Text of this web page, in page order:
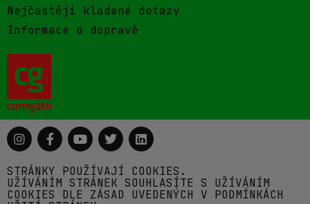
Nejčastěji kladené dotazy
Informace o dopravě
STRÁNKY POUŽÍVAJÍ COOKIES.
UŽÍVÁNÍM STRÁNEK SOUHLASÍTE S UŽÍVÁNÍM
COOKIES DLE ZÁSAD UVEDENÝCH V PODMÍNKÁCH